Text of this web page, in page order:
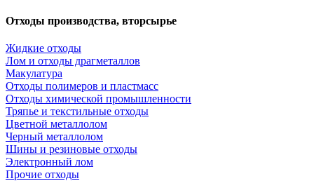
Отходы производства, вторсырье
Жидкие отходы
Лом и отходы драгметаллов
Макулатура
Отходы полимеров и пластмасс
Отходы химической промышленности
Тряпье и текстильные отходы
Цветной металлолом
Черный металлолом
Шины и резиновые отходы
Электронный лом
Прочие отходы